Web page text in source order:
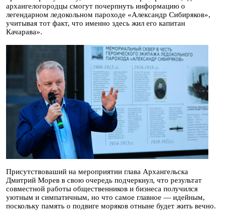
архангелогородцы смогут почерпнуть информацию о
легендарном ледокольном пароходе «Александр Сибиряков»,
учитывая тот факт, что именно здесь жил его капитан
Качарава».
Присутствоваший на мероприятии глава Архангельска
Дмитрий Морев в свою очередь подчеркнул, что результат
совместной работы общественников и бизнеса получился
уютным и симпатичным, но что самое главное — идейным,
поскольку память о подвиге моряков отныне будет жить вечно.